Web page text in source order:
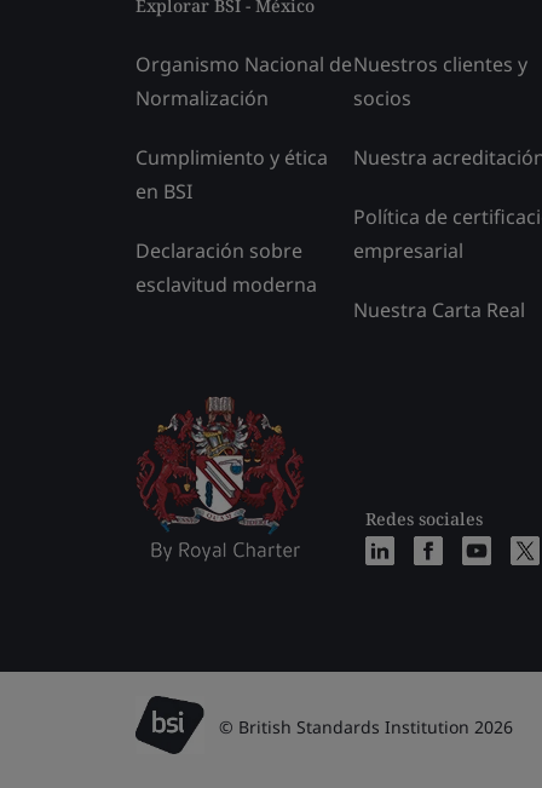
Explorar BSI - México
Organismo Nacional de
Normalización
Cumplimiento y ética
en BSI
Declaración sobre
esclavitud moderna
Nuestros clientes y
socios
Nuestra
Política de
empresarial
Nuestra Carta Real
Redes sociales
© British Standards Institution 2026